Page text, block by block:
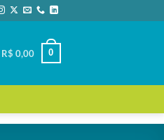
R$ 0,00 0